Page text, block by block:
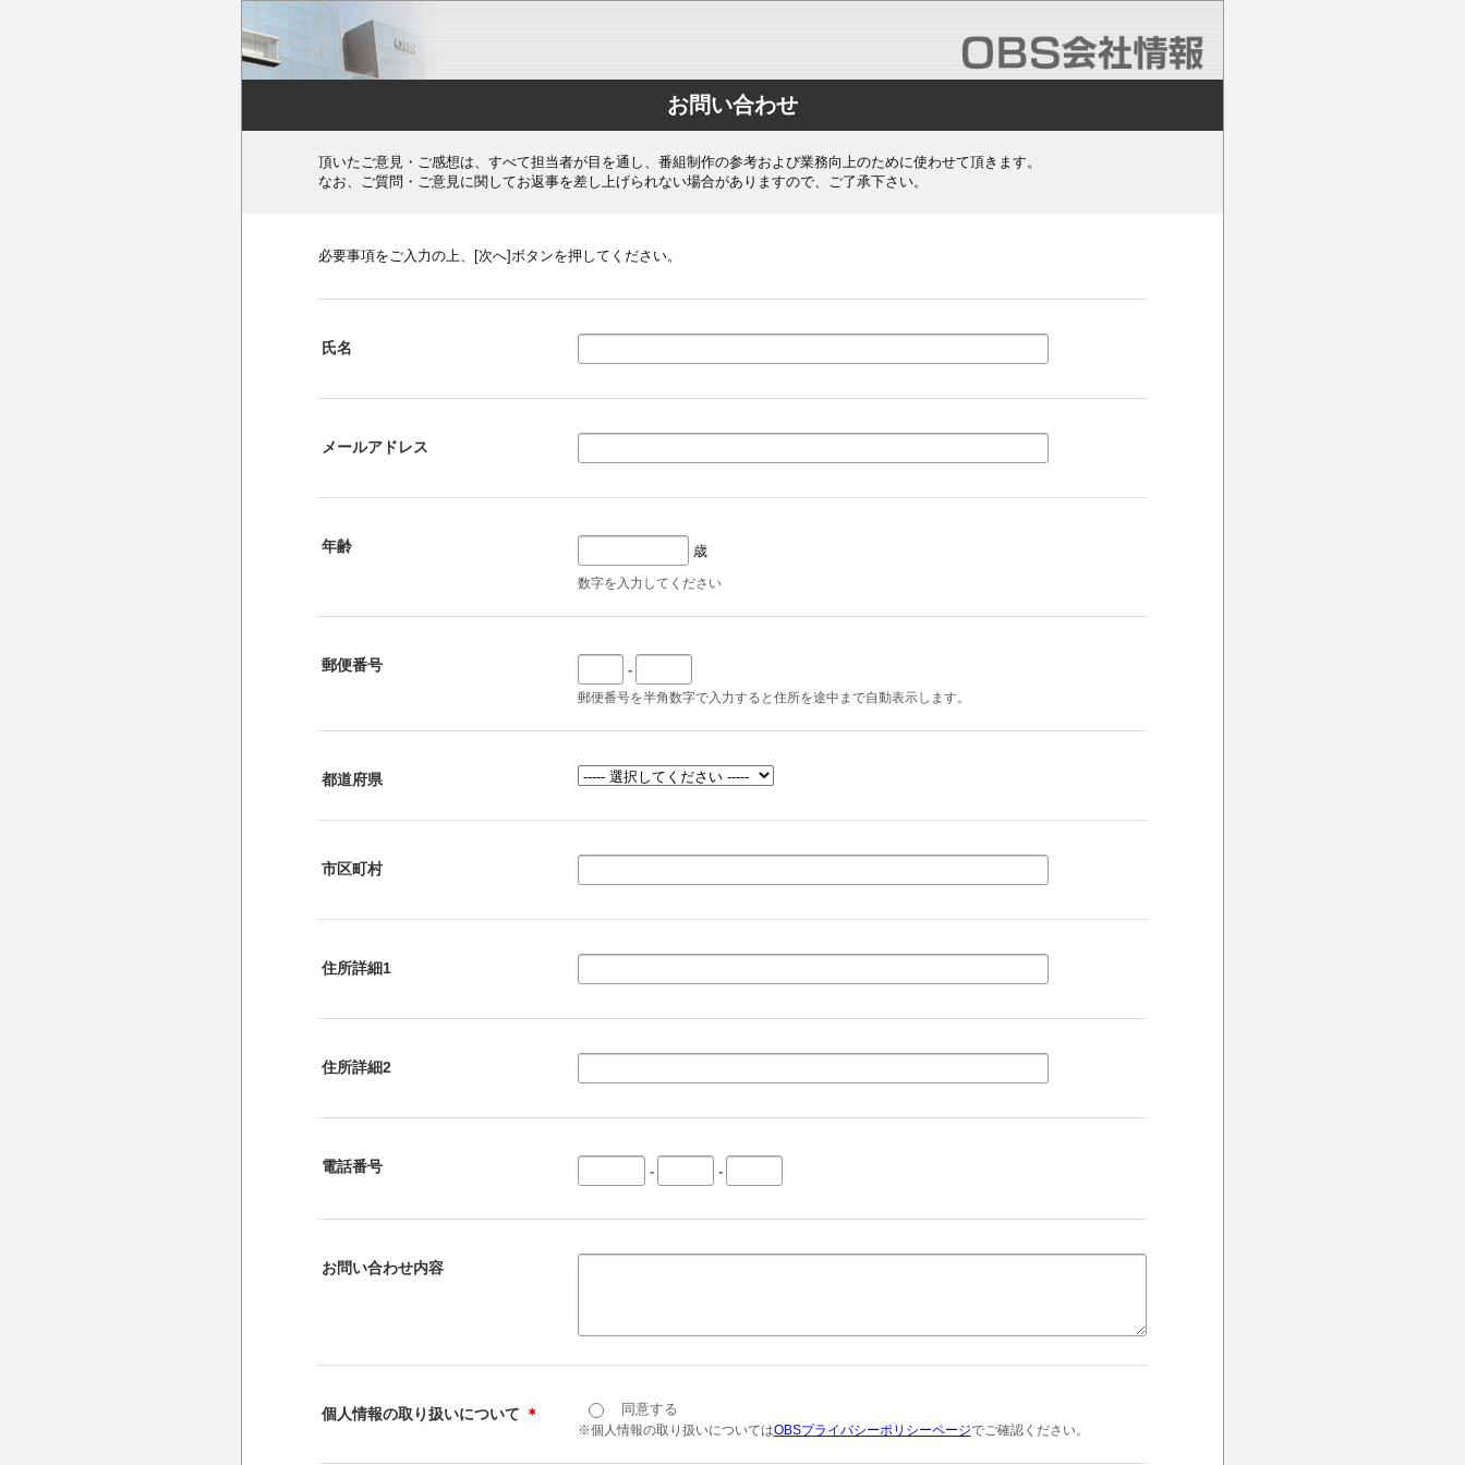
お問い合わせ
頂いたご意見・ご感想は、すべて担当者が目を通し、番組制作の参考および業務向上のために使わせて頂きます。
なお、ご質問・ご意見に関してお返事を差し上げられない場合がありますので、ご了承下さい。
必要事項をご入力の上、[次へ]ボタンを押してください。
氏名
メールアドレス
年齢 歳
数字を入力してください
郵便番号 -
郵便番号を半角数字で入力すると住所を途中まで自動表示します。
都道府県
市区町村
住所詳細1
住所詳細2
電話番号 - -
お問い合わせ内容
個人情報の取り扱いについて ＊ 同意する
※個人情報の取り扱いについてはOBSプライバシーポリシーページでご確認ください。